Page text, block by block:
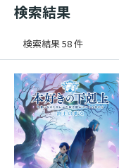
検索結果
検索結果 58 件